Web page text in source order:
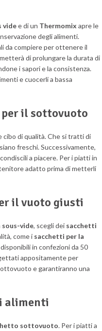
videe di un Thermomix apre le
degli alimenti.
da compiere per ottenere il
di prolungare la durata di
i sapori e la consistenza.
e cuocerli a bassa
il sottovuoto
cibo di qualità. Che si tratti di
freschi. Successivamente,
a piacere. Per i piatti in
adatto prima di metterli
il vuoto giusti
sous-vide, scegli dei sacchetti
come i sacchetti per la
disponibili in confezioni da 50
appositamente per
e garantiranno una
alimenti
sottovuoto. Per i piatti a